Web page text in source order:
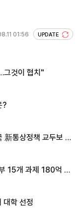
01:56 UPDATE
그것이 협치"
?
新통상정책 교두보 활
15개 과제 180억 지
학 선정